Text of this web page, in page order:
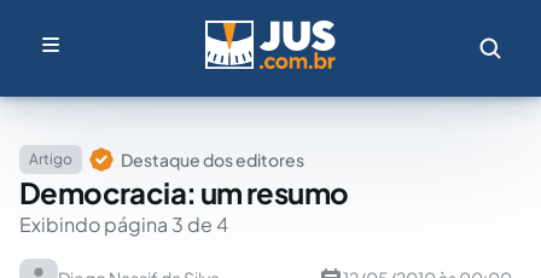
Artigo Destaque dos editores
Democracia: um resumo
Exibindo página 3 de 4